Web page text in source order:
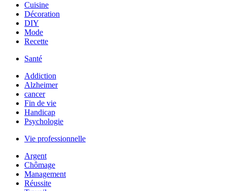
Cuisine
Décoration
DIY
Mode
Recette
Santé
Addiction
Alzheimer
cancer
Fin de vie
Handicap
Psychologie
Vie professionnelle
Argent
Chômage
Management
Réussite